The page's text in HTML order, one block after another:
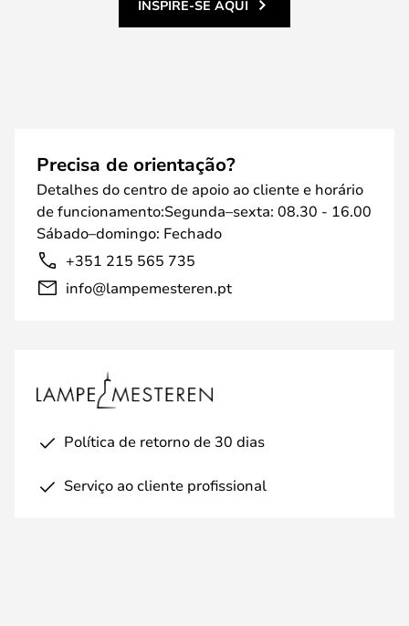
INSPIRE-SE AQUI
Precisa de orientação?
Detalhes do centro de apoio ao cliente e horário
de funcionamento:Segunda–sexta: 08.30 - 16.00
Sábado–domingo: Fechado
+351 215 565 735
info@lampemesteren.pt
Política de retorno de 30 dias
Serviço ao cliente profissional